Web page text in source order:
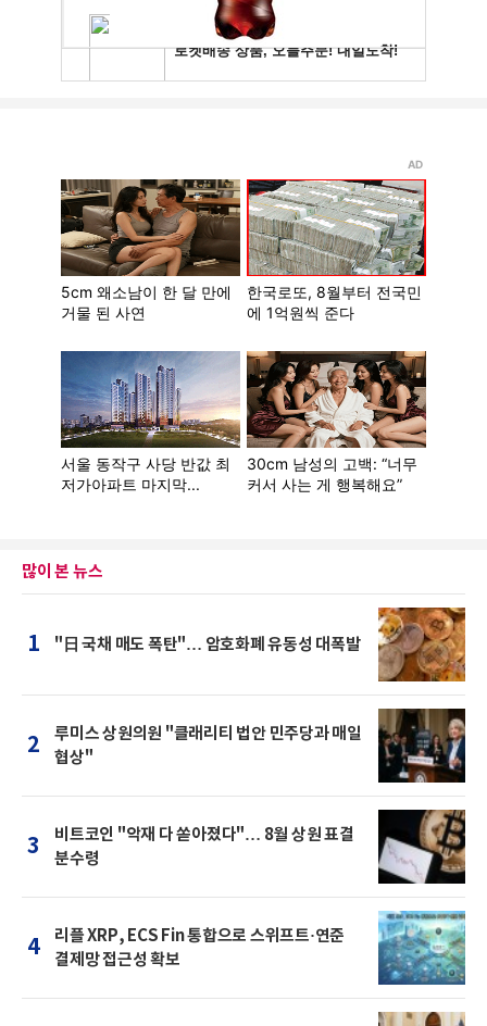
많이 본 뉴스
1 "日 국채 매도 폭탄"… 암호화폐 유동성 대폭발
2
루미스 상원의원 "클래리티 법안 민주당과 매일
협상"
3
비트코인 "악재 다 쏟아졌다"… 8월 상원 표결
분수령
4
리플 XRP, ECS Fin 통합으로 스위프트·연준
결제망 접근성 확보